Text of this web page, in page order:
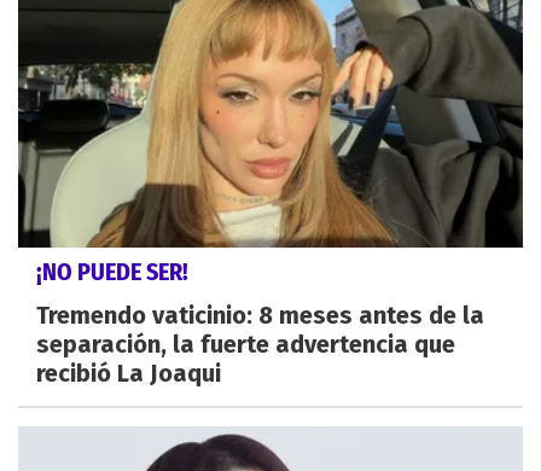
¡NO PUEDE SER!
Tremendo vaticinio: 8 meses antes de la
separación, la fuerte advertencia que
recibió La Joaqui